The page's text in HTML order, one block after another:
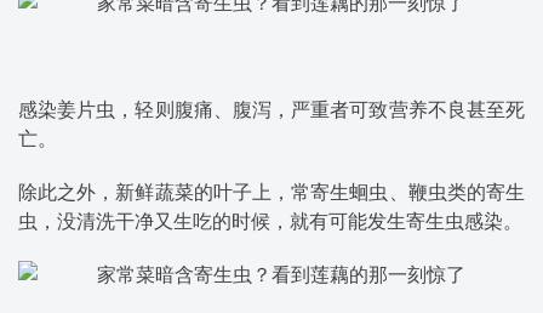
感染姜片虫，轻则腹痛、腹泻，严重者可致营养不良甚至死
亡。
除此之外，新鲜蔬菜的叶子上，常寄生蛔虫、鞭虫类的寄生
虫，没清洗干净又生吃的时候，就有可能发生寄生虫感染。